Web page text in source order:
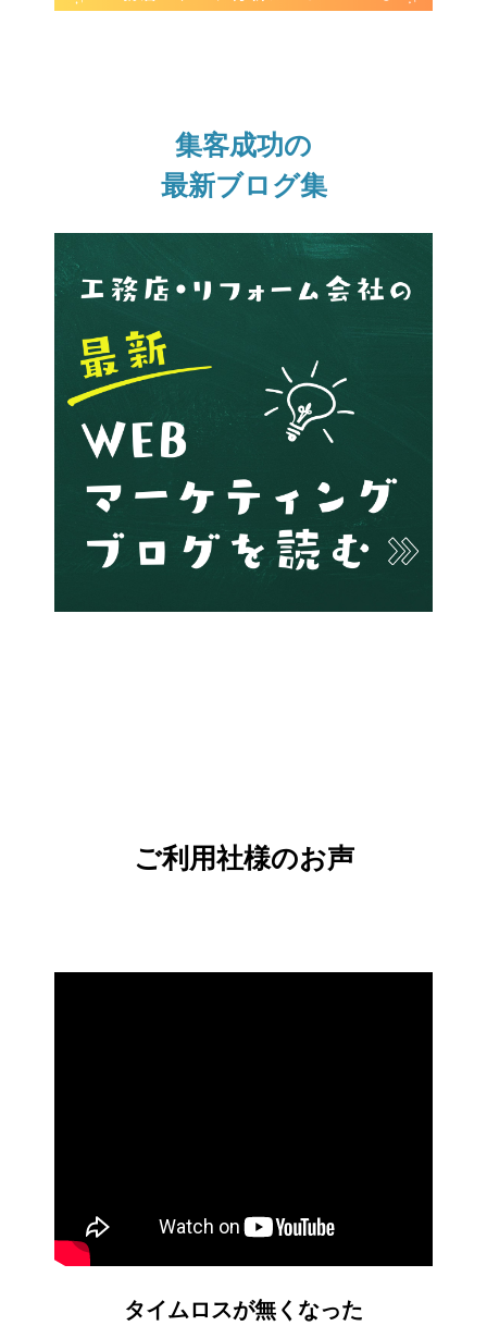
集客成功の
最新ブログ集
ご利用社様のお声
タイムロスが無くなった